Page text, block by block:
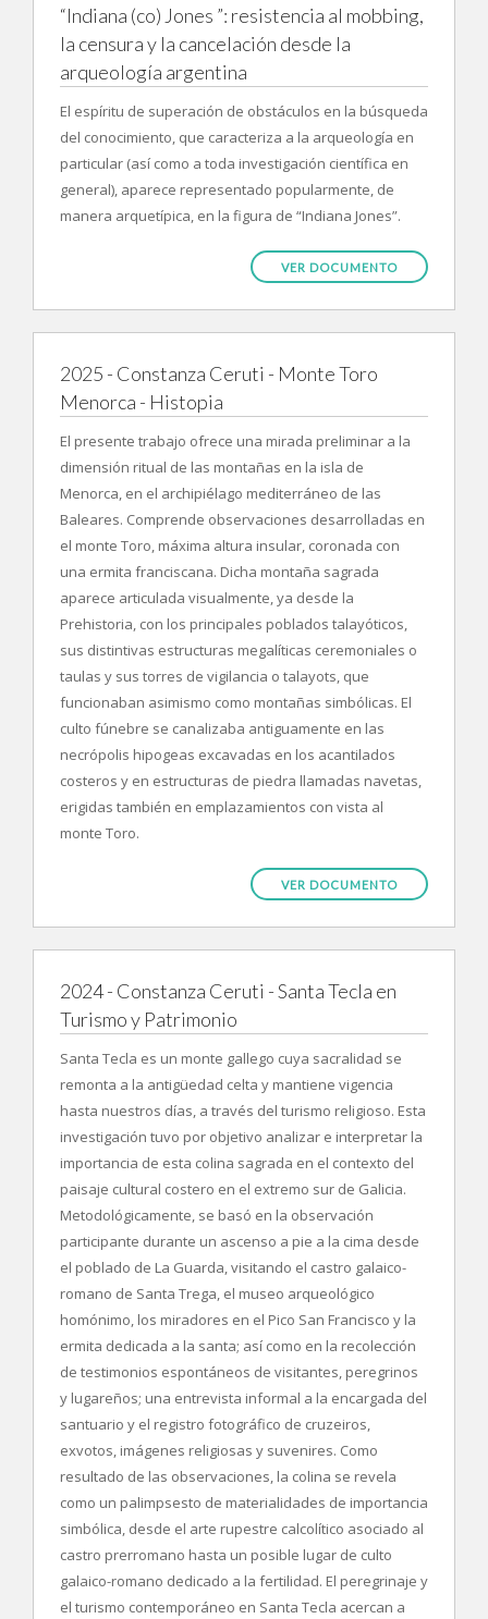
“Indiana (co) Jones ”: resistencia al mobbing,
la censura y la cancelación desde la
arqueología argentina
El espíritu de superación de obstáculos en la búsqueda
del conocimiento, que caracteriza a la arqueología en
particular (así como a toda investigación científica en
general), aparece representado popularmente, de
manera arquetípica, en la figura de “Indiana Jones”.
VER DOCUMENTO
2025 - Constanza Ceruti - Monte Toro
Menorca - Histopia
El presente trabajo ofrece una mirada preliminar a la
dimensión ritual de las montañas en la isla de
Menorca, en el archipiélago mediterráneo de las
Baleares. Comprende observaciones desarrolladas en
el monte Toro, máxima altura insular, coronada con
una ermita franciscana. Dicha montaña sagrada
aparece articulada visualmente, ya desde la
Prehistoria, con los principales poblados talayóticos,
sus distintivas estructuras megalíticas ceremoniales o
taulas y sus torres de vigilancia o talayots, que
funcionaban asimismo como montañas simbólicas. El
culto fúnebre se canalizaba antiguamente en las
necrópolis hipogeas excavadas en los acantilados
costeros y en estructuras de piedra llamadas navetas,
erigidas también en emplazamientos con vista al
monte Toro.
VER DOCUMENTO
2024 - Constanza Ceruti - Santa Tecla en
Turismo y Patrimonio
Santa Tecla es un monte gallego cuya sacralidad se
remonta a la antigüedad celta y mantiene vigencia
hasta nuestros días, a través del turismo religioso. Esta
investigación tuvo por objetivo analizar e interpretar la
importancia de esta colina sagrada en el contexto del
paisaje cultural costero en el extremo sur de Galicia.
Metodológicamente, se basó en la observación
participante durante un ascenso a pie a la cima desde
el poblado de La Guarda, visitando el castro galaico-
romano de Santa Trega, el museo arqueológico
homónimo, los miradores en el Pico San Francisco y la
ermita dedicada a la santa; así como en la recolección
de testimonios espontáneos de visitantes, peregrinos
y lugareños; una entrevista informal a la encargada del
santuario y el registro fotográfico de cruzeiros,
exvotos, imágenes religiosas y suvenires. Como
resultado de las observaciones, la colina se revela
como un palimpsesto de materialidades de importancia
simbólica, desde el arte rupestre calcolítico asociado al
castro prerromano hasta un posible lugar de culto
galaico-romano dedicado a la fertilidad. El peregrinaje y
el turismo contemporáneo en Santa Tecla acercan a